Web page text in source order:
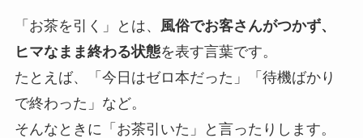
「お茶を引く」とは、 風俗でお客さんがつかず、
ヒマなまま終わる状態を表す言葉です。
たとえば、「今日はゼロ本だった」「待機ばかり
で終わった」など。
そんなときに「お茶引いた」と言ったりします。